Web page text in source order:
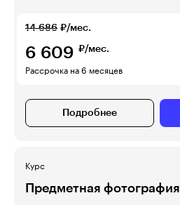
14 686 ₽/мес.
6 609 ₽/мес.
Рассрочка на 6 месяцев
Подробнее
Курс
Предметная фотография